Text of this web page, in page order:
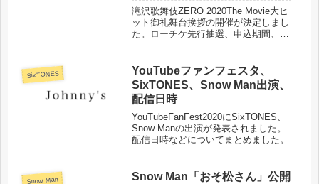
滝沢歌舞伎ZERO 2020The Movie大ヒ
ット御礼舞台挨拶の開催が決定しまし
た。ローチケ先行抽選、申込期間、当
SixTONES
YouTubeファンフェスタ、
SixTONES、Snow Man出演、
配信日時
YouTubeFanFest2020にSixTONES、
Snow Manの出演が発表されました。
配信日時などについてまとめました。
Snow Man
Snow Man「おそ松さん」公開